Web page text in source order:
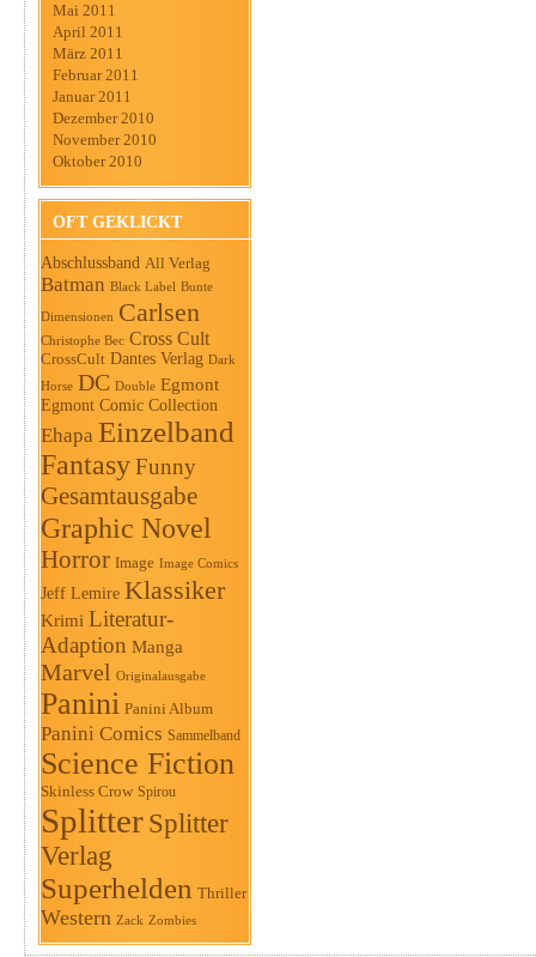
Mai 2011
April 2011
März 2011
Februar 2011
Januar 2011
Dezember 2010
November 2010
Oktober 2010
OFT GEKLICKT
Abschlussband All Verlag
Batman Black Label Bunte
Dimensionen Carlsen
Christophe Bec Cross Cult
CrossCult Dantes Verlag Dark
Horse DC Double Egmont
Egmont Comic Collection
Ehapa Einzelband
FantasyFunny
Gesamtausgabe
Graphic Novel
Horror Image Image Comics
Jeff Lemire Klassiker
Krimi Literatur-
Adaption Manga
Marvel Originalausgabe
Panini Panini Album
Panini Comics Sammelband
Science Fiction
Skinless Crow Spirou
Splitter Splitter
Verlag
Superhelden Thriller
Western Zack Zombies